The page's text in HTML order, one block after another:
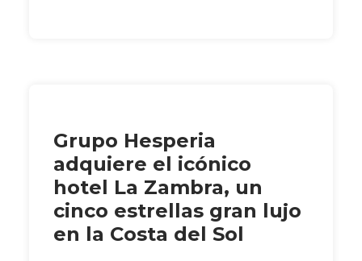
Grupo Hesperia
adquiere el icónico
hotel La Zambra, un
cinco estrellas gran lujo
en la Costa del Sol